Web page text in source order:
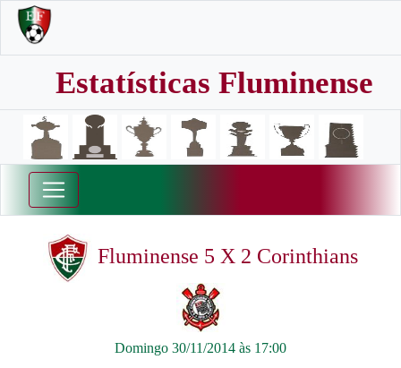
Estatísticas Fluminense
Fluminense 5 X 2 Corinthians
Domingo 30/11/2014 às 17:00